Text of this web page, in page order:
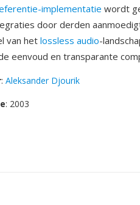
implementatie wordt
door derden
van hetlossless audio-
eenvoud en transparante
: Aleksander Djourik
: 2003